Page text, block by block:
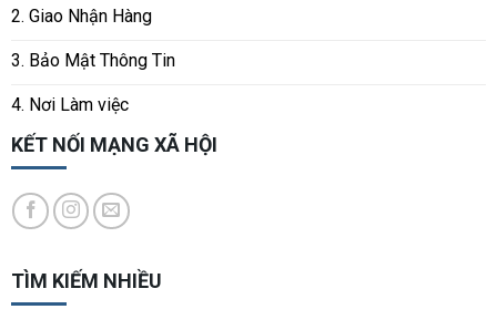
2. Giao Nhận Hàng
3. Bảo Mật Thông Tin
4. Nơi Làm việc
KẾT NỐI MẠNG XÃ HỘI
TÌM KIẾM NHIỀU